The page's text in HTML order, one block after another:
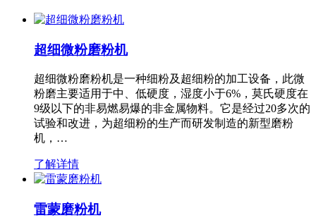
超细微粉磨粉机
超细微粉磨粉机是一种细粉及超细粉的加工设备，此微
粉磨主要适用于中、低硬度，湿度小于6%，莫氏硬度在
9级以下的非易燃易爆的非金属物料。它是经过20多次的
试验和改进，为超细粉的生产而研发制造的新型磨粉
机，…
了解详情
雷蒙磨粉机